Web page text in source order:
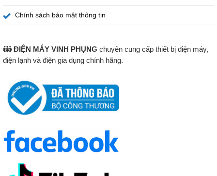
Chính sách bảo mật thông tin
ĐIỆN MÁY VINH PHỤNG chuyên cung cấp thiết bị điện máy,
điện lạnh và điện gia dụng chính hãng.